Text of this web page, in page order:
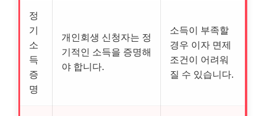
정
기
소
득
증
명
개인회생 신청자는 정
기적인 소득을 증명해
야 합니다.
소득이 부족할
경우 이자 면제
조건이 어려워
질 수 있습니다.